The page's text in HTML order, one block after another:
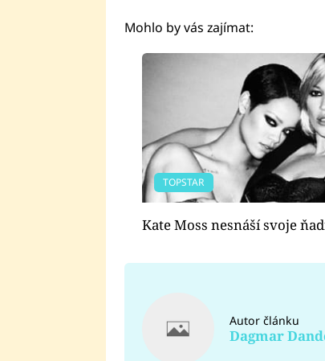
Mohlo by vás zajímat:
TOPSTAR
Kate Moss nesnáší svoje
Autor článku
Dagmar